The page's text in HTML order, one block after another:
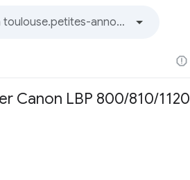
Canon LBP 800/810/1120